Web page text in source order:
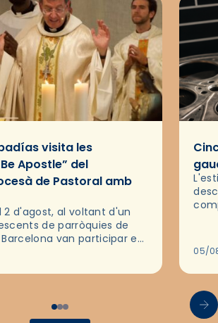
visita les
Apostle” del
de Pastoral amb
2 d'agost, al voltant d'un
de parròquies de
van participar en
Apostle, organitzades
05/